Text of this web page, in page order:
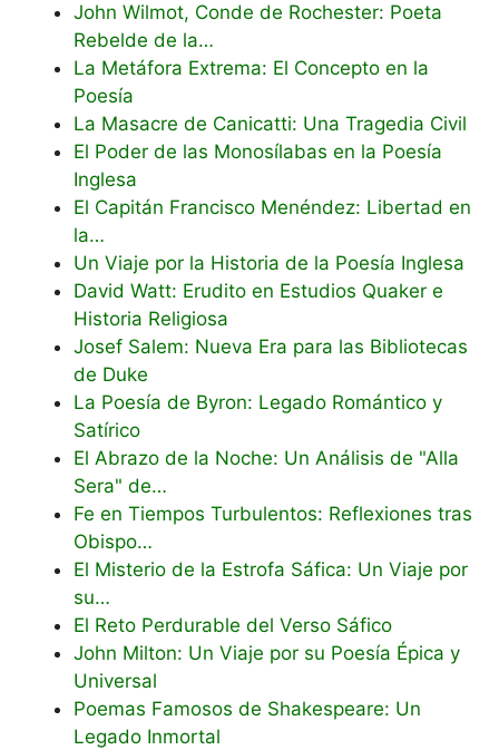
John Wilmot, Conde de Rochester: Poeta
Rebelde de la…
La Metáfora Extrema: El Concepto en la
Poesía
La Masacre de Canicatti: Una Tragedia Civil
El Poder de las Monosílabas en la Poesía
Inglesa
El Capitán Francisco Menéndez: Libertad en
la…
Un Viaje por la Historia de la Poesía Inglesa
David Watt: Erudito en Estudios Quaker e
Historia Religiosa
Josef Salem: Nueva Era para las Bibliotecas
de Duke
La Poesía de Byron: Legado Romántico y
Satírico
El Abrazo de la Noche: Un Análisis de "Alla
Sera" de…
Fe en Tiempos Turbulentos: Reflexiones tras
Obispo…
El Misterio de la Estrofa Sáfica: Un Viaje por
su…
El Reto Perdurable del Verso Sáfico
John Milton: Un Viaje por su Poesía Épica y
Universal
Poemas Famosos de Shakespeare: Un
Legado Inmortal